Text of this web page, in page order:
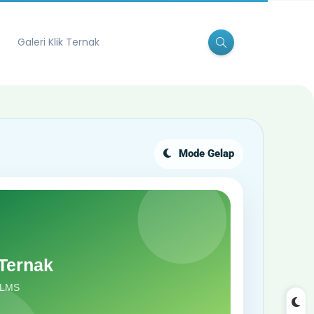
Galeri Klik Ternak
Mode Gelap